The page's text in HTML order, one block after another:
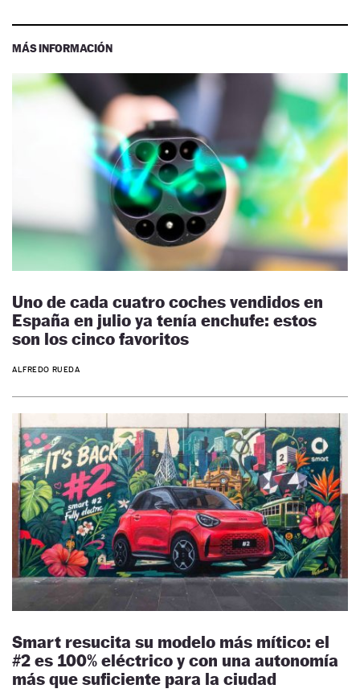
MÁS INFORMACIÓN
Uno de cada cuatro coches vendidos en
España en julio ya tenía enchufe: estos
son los cinco favoritos
ALFREDO RUEDA
Smart resucita su modelo más mítico: el
#2 es 100% eléctrico y con una autonomía
más que suficiente para la ciudad